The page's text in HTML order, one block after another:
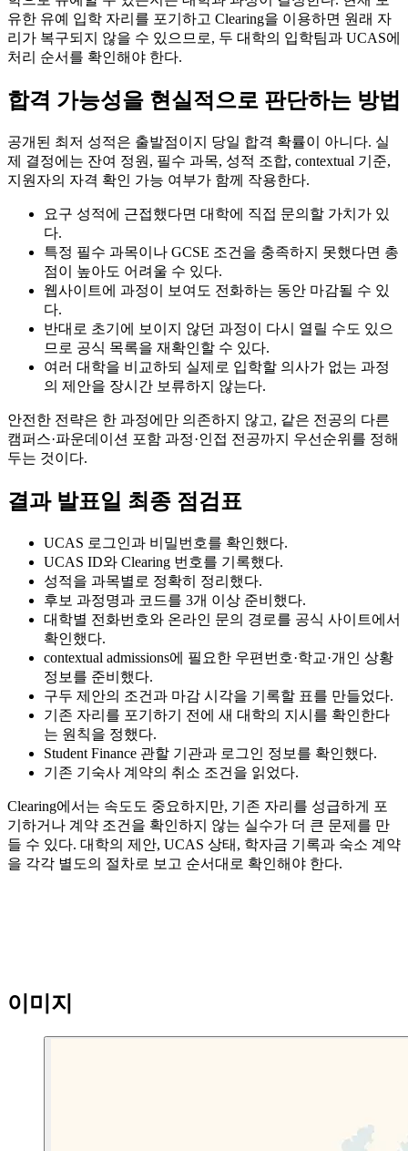
유한 유예 입학 자리를 포기하고 Clearing을 이용하면 원래 자
리가 복구되지 않을 수 있으므로, 두 대학의 입학팀과 UCAS에
처리 순서를 확인해야 한다.
합격 가능성을 현실적으로 판단하는 방법
공개된 최저 성적은 출발점이지 당일 합격 확률이 아니다. 실
제 결정에는 잔여 정원, 필수 과목, 성적 조합, contextual 기준,
지원자의 자격 확인 가능 여부가 함께 작용한다.
요구 성적에 근접했다면 대학에 직접 문의할 가치가 있
다.
특정 필수 과목이나 GCSE 조건을 충족하지 못했다면 총
점이 높아도 어려울 수 있다.
웹사이트에 과정이 보여도 전화하는 동안 마감될 수 있
다.
반대로 초기에 보이지 않던 과정이 다시 열릴 수도 있으
므로 공식 목록을 재확인할 수 있다.
여러 대학을 비교하되 실제로 입학할 의사가 없는 과정
의 제안을 장시간 보류하지 않는다.
안전한 전략은 한 과정에만 의존하지 않고, 같은 전공의 다른
캠퍼스·파운데이션 포함 과정·인접 전공까지 우선순위를 정해
두는 것이다.
결과 발표일 최종 점검표
UCAS 로그인과 비밀번호를 확인했다.
UCAS ID와 Clearing 번호를 기록했다.
성적을 과목별로 정확히 정리했다.
후보 과정명과 코드를 3개 이상 준비했다.
대학별 전화번호와 온라인 문의 경로를 공식 사이트에서
확인했다.
contextual admissions에 필요한 우편번호·학교·개인 상황
정보를 준비했다.
구두 제안의 조건과 마감 시각을 기록할 표를 만들었다.
기존 자리를 포기하기 전에 새 대학의 지시를 확인한다
는 원칙을 정했다.
Student Finance 관할 기관과 로그인 정보를 확인했다.
기존 기숙사 계약의 취소 조건을 읽었다.
Clearing에서는 속도도 중요하지만, 기존 자리를 성급하게 포
기하거나 계약 조건을 확인하지 않는 실수가 더 큰 문제를 만
들 수 있다. 대학의 제안, UCAS 상태, 학자금 기록과 숙소 계약
을 각각 별도의 절차로 보고 순서대로 확인해야 한다.
이미지